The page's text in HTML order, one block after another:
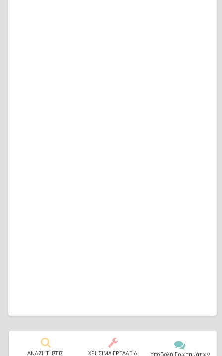
ΑΝΑΖΗΤΗΣΕΙΣ ΧΡΗΣΙΜΑ ΕΡΓΑΛΕΙΑ Υποβολή Ερωτημάτων